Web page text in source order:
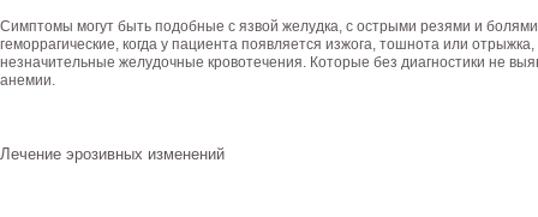
Симптомы могут быть подобные с язвой желудка, с острыми резями и
геморрагические, когда у пациента появляется изжога, тошнота или
незначительные желудочные кровотечения. Которые без диагностики не
анемии.
Лечение эрозивных изменений